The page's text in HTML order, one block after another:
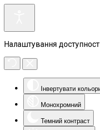
Налаштування
Інвертувати
Монохромний
Темний контраст